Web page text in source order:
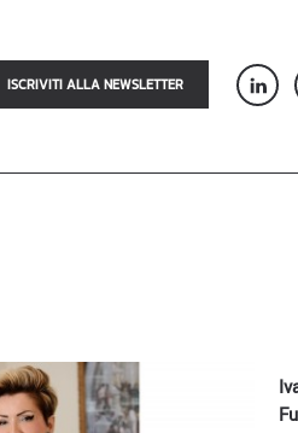
ISCRIVITI ALLA NEWSLETTER